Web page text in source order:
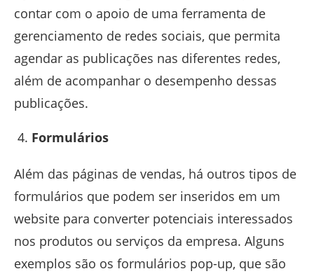
contar com o apoio de uma ferramenta de
gerenciamento de redes sociais, que permita
agendar as publicações nas diferentes redes,
além de acompanhar o desempenho dessas
publicações.
Formulários
Além das páginas de vendas, há outros tipos de
formulários que podem ser inseridos em um
website para converter potenciais interessados
nos produtos ou serviços da empresa. Alguns
exemplos são os formulários pop-up, que são